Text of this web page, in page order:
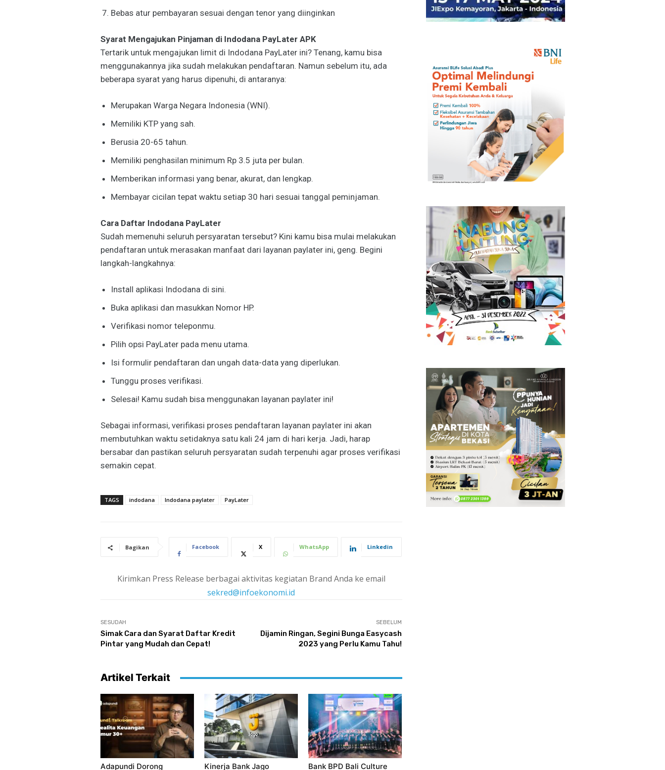
Bebas atur pembayaran sesuai dengan tenor yang diinginkan
Syarat Mengajukan Pinjaman di Indodana PayLater APK
Tertarik untuk mengajukan limit di Indodana PayLater ini? Tenang, kamu bisa
menggunakannya jika sudah melakukan pendaftaran. Namun sebelum itu, ada
beberapa syarat yang harus dipenuhi, di antaranya:
Merupakan Warga Negara Indonesia (WNI).
Memiliki KTP yang sah.
Berusia 20-65 tahun.
Memiliki penghasilan minimum Rp 3.5 juta per bulan.
Memberikan informasi yang benar, akurat, dan lengkap.
Membayar cicilan tepat waktu setiap 30 hari sesuai tanggal peminjaman.
Cara Daftar Indodana PayLater
Sudah memenuhi seluruh persyaratan tersebut? Kini kamu bisa mulai melakukan
pendaftaran untuk merasakan manfaat dari layanan paylater ini, geng. Begini
langkah-langkahnya:
Install aplikasi Indodana di sini.
Buka aplikasi dan masukkan Nomor HP.
Verifikasi nomor teleponmu.
Pilih opsi PayLater pada menu utama.
Isi formulir pendaftaran dan ungah data-data yang diperlukan.
Tunggu proses verifikasi.
Selesai! Kamu sudah bisa menggunakan layanan paylater ini!
Sebagai informasi, verifikasi proses pendaftaran layanan paylater ini akan
membutuhkan waktu setidaknya satu kali 24 jam di hari kerja. Jadi, harap
bersabar dan pastikan seluruh persyaratan sudah terpenuhi agar proses verifikasi
semakin cepat.
TAGS indodana Indodana paylater PayLater
Bagikan Facebook X WhatsApp Linkedin
Kirimkan Press Release berbagai aktivitas kegiatan Brand Anda ke email
sekred@infoekonomi.id
SESUDAH
Simak Cara dan Syarat Daftar Kredit
Pintar yang Mudah dan Cepat!
SEBELUM
Dijamin Ringan, Segini Bunga Easycash
2023 yang Perlu Kamu Tahu!
Artikel Terkait
Adapundi Dorong Kinerja Bank Jago Bank BPD Bali Culture